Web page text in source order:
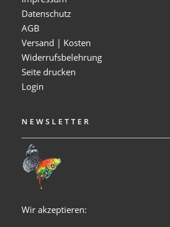
Datenschutz
AGB
Versand | Kosten
Widerrufsbelehrung
Seite drucken
Login
NEWSLETTER
Wir akzeptieren: